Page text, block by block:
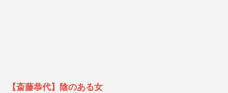
【斎藤恭代】陰のある女